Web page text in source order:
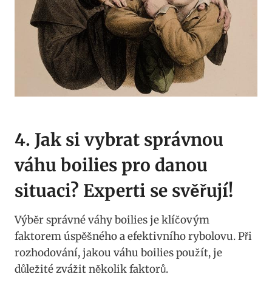
4.​ Jak si⁣ vybrat ​správnou
váhu boilies pro danou
situaci?​ Experti se svěřují!
Výběr správné váhy boilies je klíčovým
faktorem úspěšného a efektivního rybolovu. ⁤Při
rozhodování, jakou váhu ⁤boilies použít, je
důležité zvážit ‌několik​ faktorů.